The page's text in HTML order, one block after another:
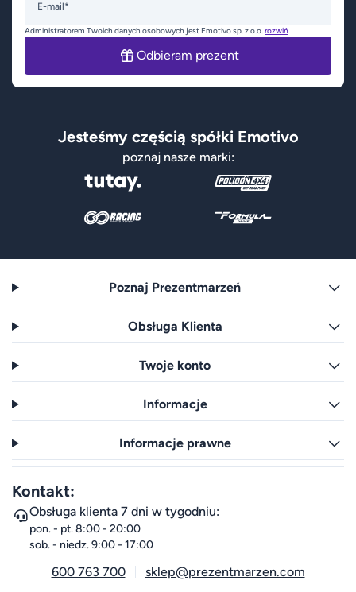
E-mail*
Administratorem Twoich danych osobowych jest Emotivo sp. z o.o.rozwiń
Odbieram prezent
Jesteśmy częścią spółki Emotivo
poznaj nasze marki:
Poznaj Prezentmarzeń
Obsługa Klienta
Twoje konto
Informacje
Informacje prawne
Kontakt:
Obsługa klienta 7 dni w tygodniu:
pon. - pt. 8:00 - 20:00
sob. - niedz. 9:00 - 17:00
600 763 700 sklep@prezentmarzen.com